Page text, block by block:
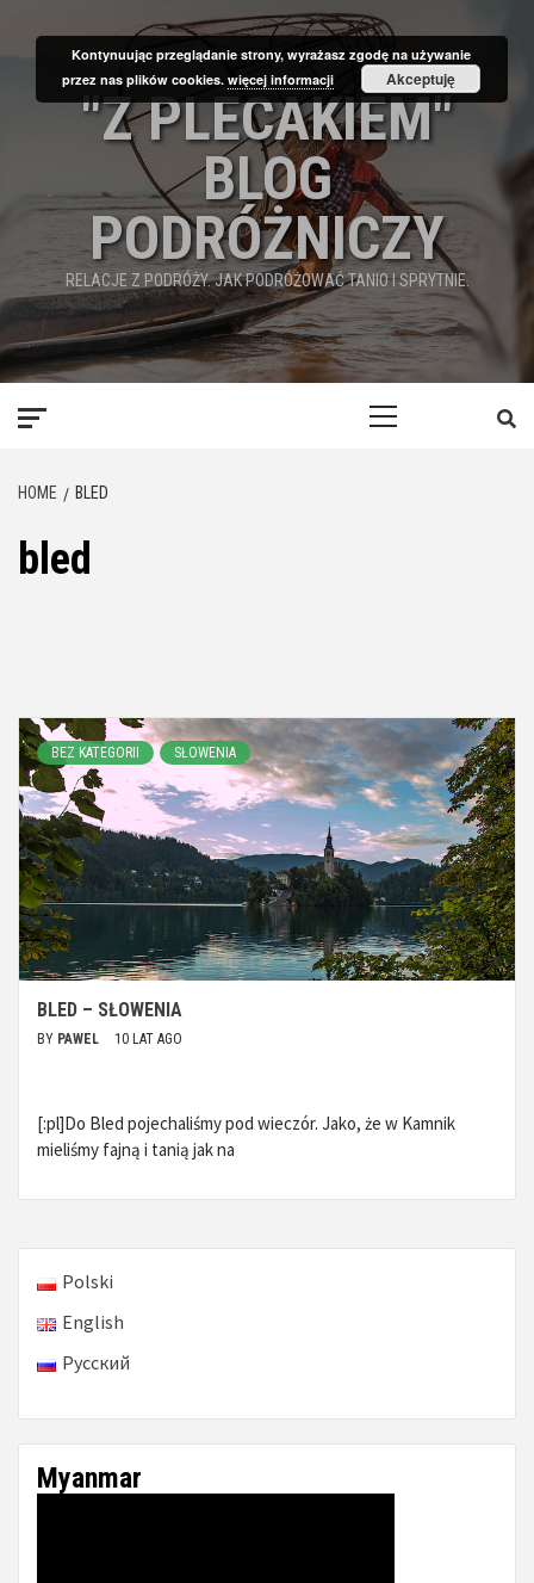
"Z PLECAKIEM"
BLOG
PODRÓŻNICZY
RELACJE Z PODRÓŻY. JAK PODRÓŻOWAĆ TANIO I SPRYTNIE.
HOME BLED
bled
BEZ KATEGORII SŁOWENIA
BLED – SŁOWENIA
BY PAWEL 10 LAT AGO
[:pl]Do Bled pojechaliśmy pod wieczór. Jako, że w Kamnik
mieliśmy fajną i tanią jak na
Polski
English
Русский
Myanmar
Kontynuując przeglądanie strony, wyrażasz zgodę na używanie
przez nas plików cookies.więcej informacji Akceptuję